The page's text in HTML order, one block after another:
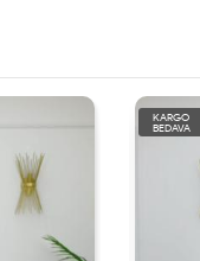
KARGO
BEDAVA